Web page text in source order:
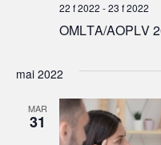
OMLTA/AOPLV
22 f 2022 -23 f 2022
mai 2022
MAR
31